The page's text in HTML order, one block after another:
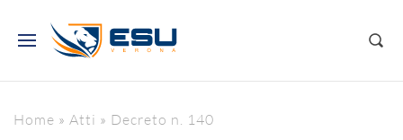
Home » Atti » Decreto n. 140